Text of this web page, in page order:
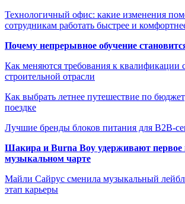
Технологичный офис: какие изменения
сотрудникам работать быстрее и
Почему непрерывное обучение
Как меняются требования к квалификации
строительной отрасли
Как выбрать летнее путешествие по
поездке
Лучшие бренды блоков питания для B2B-
Шакира и Burna Boy удерживают первое
музыкальном чарте
Майли Сайрус сменила музыкальный
этап карьеры